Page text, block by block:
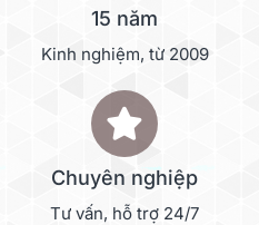
15 năm
Kinh nghiệm, từ 2009
Chuyên nghiệp
Tư vấn, hỗ trợ 24/7